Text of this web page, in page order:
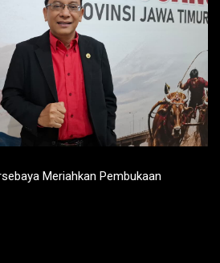
Meriahkan Pembukaan